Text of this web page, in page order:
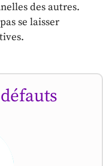
des autres.
se laisser